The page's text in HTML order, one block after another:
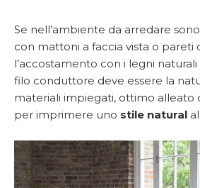
Se nell’ambiente da arredare
con mattoni a faccia vista o pareti
l’accostamento con i legni
filo conduttore deve essere la
materiali impiegati, ottimo alleato
per imprimere uno stile natural